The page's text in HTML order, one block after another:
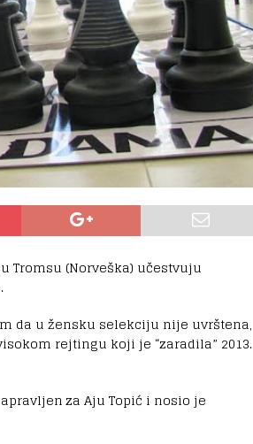
Tromsu (Norveška) učestvuju
da u žensku selekciju nije uvrštena,
rejtingu koji je “zaradila” 2013.
za Aju Topić i nosio je